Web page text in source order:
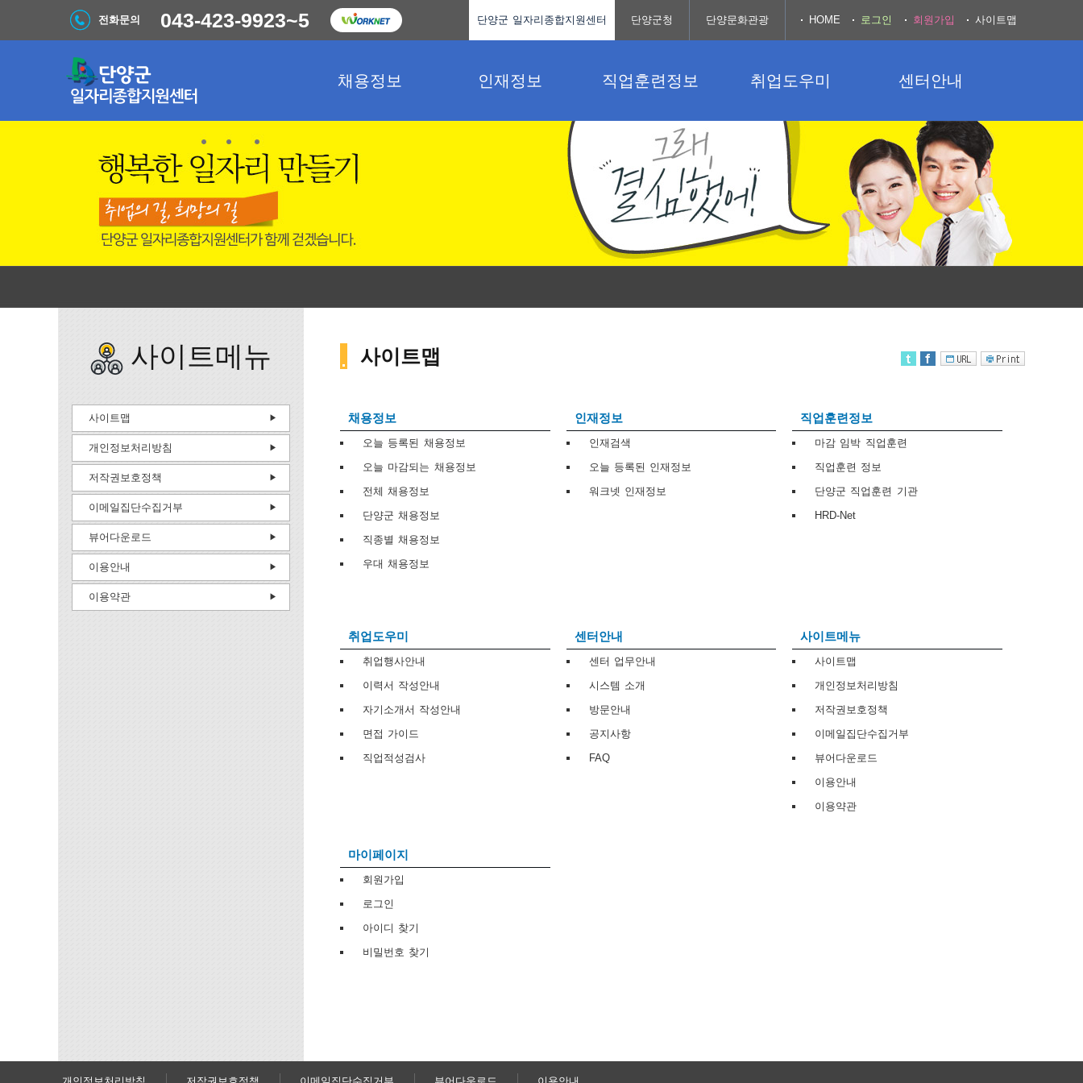
채용정보 인재정보 직업훈련정보 취업도우미 센터안내
전화문의 043-423-9923~5 단양군 일자리종합지원센터 단양군청 단양문화관광 HOME 로그인 회원가입 사이트맵
사이트맵
채용정보
오늘 등록된 채용정보
오늘 마감되는 채용정보
전체 채용정보
단양군 채용정보
직종별 채용정보
우대 채용정보
인재정보
인재검색
오늘 등록된 인재정보
워크넷 인재정보
직업훈련정보
마감 임박 직업훈련
직업훈련 정보
단양군 직업훈련 기관
HRD-Net
취업도우미
취업행사안내
이력서 작성안내
자기소개서 작성안내
면접 가이드
직업적성검사
센터안내
센터 업무안내
시스템 소개
방문안내
공지사항
FAQ
사이트메뉴
사이트맵
개인정보처리방침
저작권보호정책
이메일집단수집거부
뷰어다운로드
이용안내
이용약관
마이페이지
회원가입
로그인
아이디 찾기
비밀번호 찾기
사이트메뉴
사이트맵
개인정보처리방침
저작권보호정책
이메일집단수집거부
뷰어다운로드
이용안내
이용약관